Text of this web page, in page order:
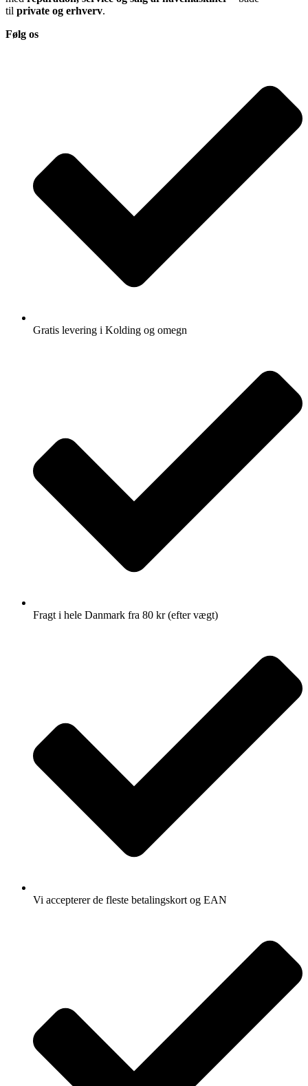
til private og erhverv.
Følg os
Gratis levering i Kolding og omegn
Fragt i hele Danmark fra 80 kr (efter vægt)
Vi accepterer de fleste betalingskort og EAN